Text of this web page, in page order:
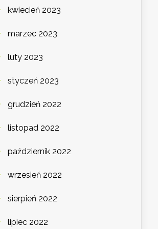
kwiecień 2023
marzec 2023
luty 2023
styczeń 2023
grudzień 2022
listopad 2022
październik 2022
wrzesień 2022
sierpień 2022
lipiec 2022